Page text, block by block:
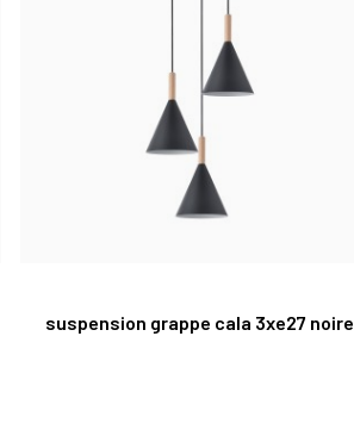
suspension grappe cala 3xe27 noire